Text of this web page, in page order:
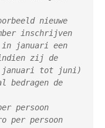
nieuwe
inschrijven
in januari een
zij de
januari tot juni)
bedragen de
persoon
per persoon